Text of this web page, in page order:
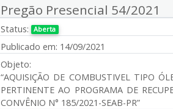
Pregão Presencial 54/2021
Status: Aberta
Publicado em: 14/09/2021
Objeto:
“AQUISIÇÃO DE COMBUSTIVEL TIPO
PERTINENTE AO PROGRAMA DE
CONVÊNIO N° 185/2021-SEAB-PR”